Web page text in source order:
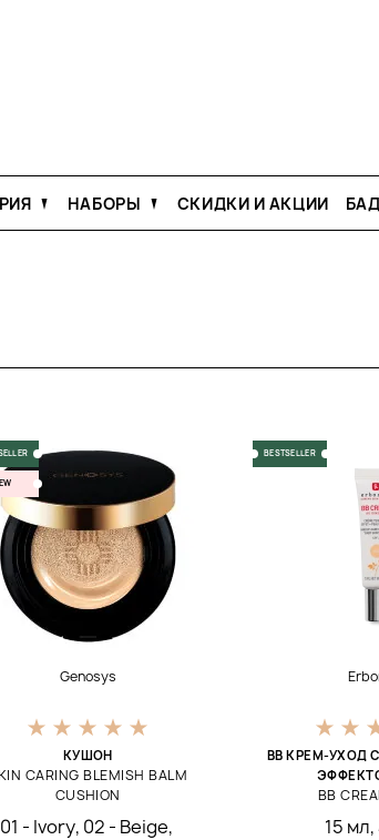
НАБОРЫ СКИДКИ И АКЦИИ
Genosys
КУШОН
CARING BLEMISH BALM
CUSHION
01 - Ivory, 02 - Beige,
BESTSELLER
BB КРЕМ-УХОД
BB
15 мл,